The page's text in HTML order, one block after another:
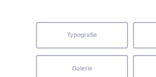
Typografie
Galerie